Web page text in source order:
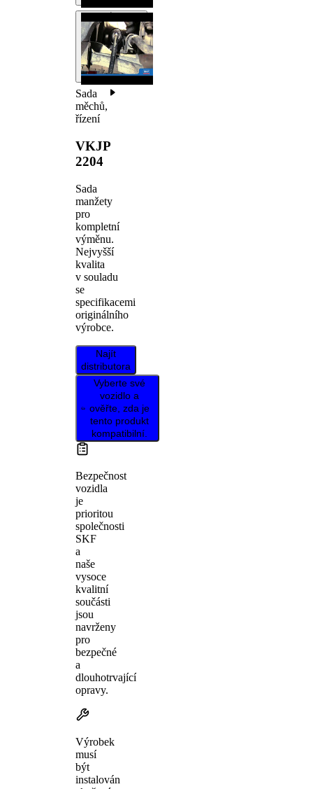
Sada
měchů,
řízení
VKJP
2204
Sada
manžety
pro
kompletní
výměnu.
Nejvyšší
kvalita
v souladu
se
specifikacemi
originálního
výrobce.
Najít
distributora
Vyberte své
vozidlo a
ověřte, zda je
tento produkt
kompatibilní.
Bezpečnost
vozidla
je
prioritou
společnosti
SKF
a
naše
vysoce
kvalitní
součásti
jsou
navrženy
pro
bezpečné
a
dlouhotrvající
opravy.
Výrobek
musí
být
instalován